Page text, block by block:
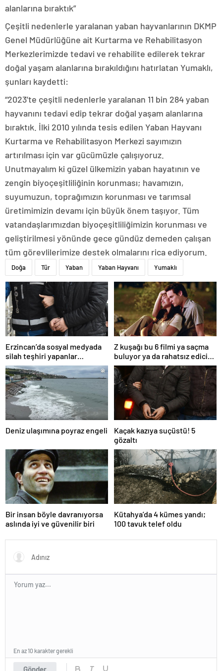
alanlarına bıraktık”
Çeşitli nedenlerle yaralanan yaban hayvanlarının DKMP
Genel Müdürlüğüne ait Kurtarma ve Rehabilitasyon
Merkezlerimizde tedavi ve rehabilite edilerek tekrar
doğal yaşam alanlarına bırakıldığını hatırlatan Yumaklı,
şunları kaydetti:
“2023’te çeşitli nedenlerle yaralanan 11 bin 284 yaban
hayvanını tedavi edip tekrar doğal yaşam alanlarına
bıraktık. İlki 2010 yılında tesis edilen Yaban Hayvanı
Kurtarma ve Rehabilitasyon Merkezi sayımızın
artırılması için var gücümüzle çalışıyoruz.
Unutmayalım ki güzel ülkemizin yaban hayatının ve
zengin biyoçeşitliliğinin korunması; havamızın,
suyumuzun, toprağımızın korunması ve tarımsal
üretimimizin devamı için büyük önem taşıyor. Tüm
vatandaşlarımızdan biyoçeşitliliğimizin korunması ve
geliştirilmesi yönünde gece gündüz demeden çalışan
tüm görevlilerimize destek olmalarını rica ediyorum.
Doğa Tür Yaban Yaban Hayvanı Yumaklı
Erzincan’da sosyal medyada
silah teşhiri yapanlar
yakalandı
Z kuşağı bu 6 filmi ya saçma
buluyor ya da rahatsız edici
ve toksik!
Deniz ulaşımına poyraz engeli
Kaçak kazıya suçüstü! 5
gözaltı
Bir insan böyle davranıyorsa
aslında iyi ve güvenilir biri
Kütahya’da 4 kümes yandı;
100 tavuk telef oldu
Gönder
En az 10 karakter gerekli